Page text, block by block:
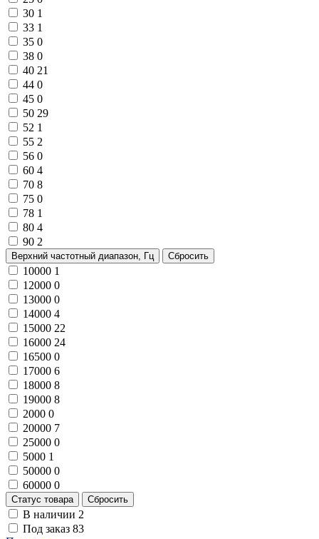
30 1
33 1
35 0
38 0
40 21
44 0
45 0
50 29
52 1
55 2
56 0
60 4
70 8
75 0
78 1
80 4
90 2
Верхний частотный диапазон, Гц Сбросить
10000 1
12000 0
13000 0
14000 4
15000 22
16000 24
16500 0
17000 6
18000 8
19000 8
2000 0
20000 7
25000 0
5000 1
50000 0
60000 0
Статус товара Сбросить
В наличии 2
Под заказ 83